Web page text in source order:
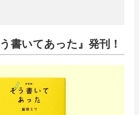
書いてあった』発刊！